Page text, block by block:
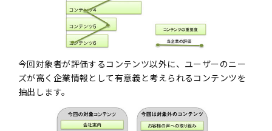
今回対象者が評価するコンテンツ以外に、ユーザーのニー
ズが高く企業情報として有意義と考えられるコンテンツを
抽出します。